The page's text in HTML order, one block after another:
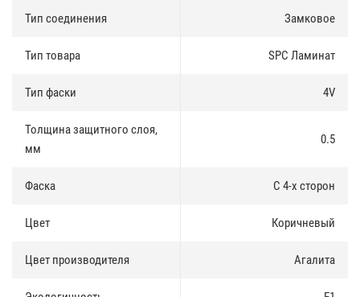
Тип соединения Замковое
Тип товара SPC Ламинат
Тип фаски 4V
Толщина защитного слоя,
мм
0.5
Фаска С 4-х сторон
Цвет Коричневый
Цвет производителя Агалита